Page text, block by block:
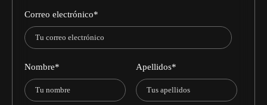
Correo electrónico*
Nombre* Apellidos*